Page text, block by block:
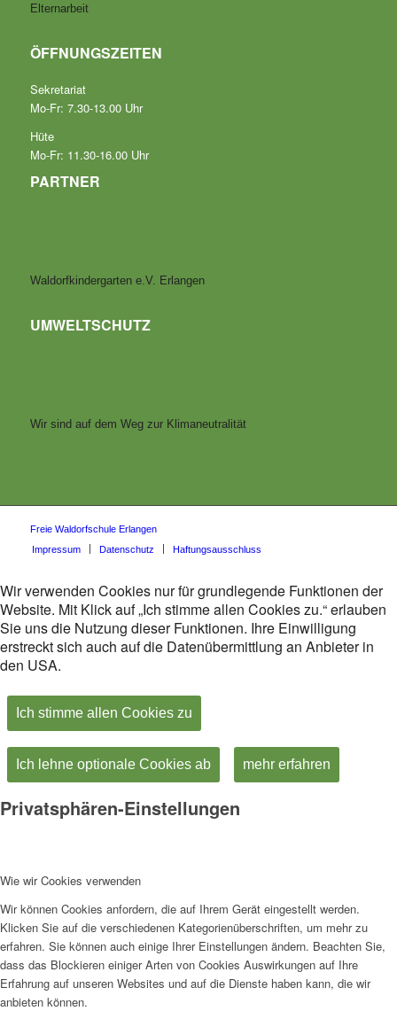
Elternarbeit
ÖFFNUNGSZEITEN
Sekretariat
Mo-Fr: 7.30-13.00 Uhr
Hüte
Mo-Fr: 11.30-16.00 Uhr
PARTNER
Waldorfkindergarten e.V. Erlangen
UMWELTSCHUTZ
Wir sind auf dem Weg zur Klimaneutralität
Freie Waldorfschule Erlangen
Impressum
Datenschutz Haftungsausschluss
Wir verwenden Cookies nur für grundlegende Funktionen der
Website. Mit Klick auf „Ich stimme allen Cookies zu.“ erlauben
Sie uns die Nutzung dieser Funktionen. Ihre Einwilligung
erstreckt sich auch auf die Datenübermittlung an Anbieter in
den USA.
Ich stimme allen Cookies zu
Ich lehne optionale Cookies ab mehr erfahren
Privatsphären-Einstellungen
Wie wir Cookies verwenden
Wir können Cookies anfordern, die auf Ihrem Gerät eingestellt werden.
Klicken Sie auf die verschiedenen Kategorienüberschriften, um mehr zu
erfahren. Sie können auch einige Ihrer Einstellungen ändern. Beachten Sie,
dass das Blockieren einiger Arten von Cookies Auswirkungen auf Ihre
Erfahrung auf unseren Websites und auf die Dienste haben kann, die wir
anbieten können.